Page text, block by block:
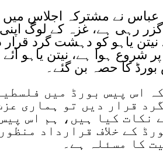
عباس نے مشترکہ اجلاس میں
رہی ہے، غزہ کے لوگ
یاہو کو دہشت گرد قرار
شروع ہوا ہے، نیتن یاہو
بورڈ کا حصہ بن گئے۔
اس پیس بورڈ میں
قرار دیں تو ہماری
نکات کیا ہیں، ہم اس
کے خلاف قرارداد
کا مسئلہ ہے۔